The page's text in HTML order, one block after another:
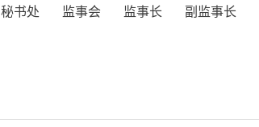
秘书处 监事会 监事长 副监事长